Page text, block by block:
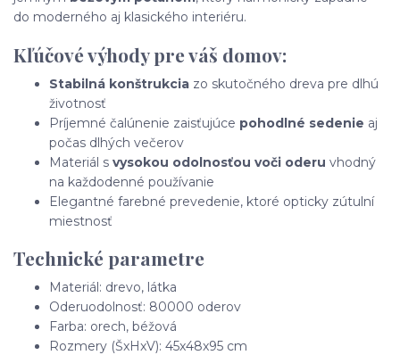
do moderného aj klasického interiéru.
Kľúčové výhody pre váš domov:
Stabilná konštrukcia zo skutočného dreva pre dlhú
životnosť
Príjemné čalúnenie zaisťujúce pohodlné sedenie aj
počas dlhých večerov
Materiál s vysokou odolnosťou voči oderu vhodný
na každodenné používanie
Elegantné farebné prevedenie, ktoré opticky zútulní
miestnosť
Technické parametre
Materiál: drevo, látka
Oderuodolnosť: 80000 oderov
Farba: orech, béžová
Rozmery (ŠxHxV): 45x48x95 cm